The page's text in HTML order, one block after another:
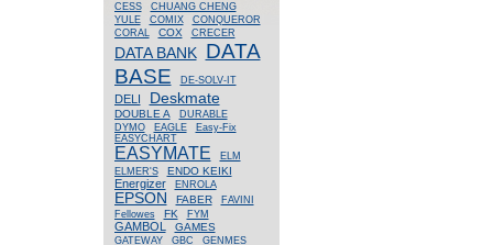
CESS
CHUANG CHENG
YULE
COMIX
CONQUEROR
CORAL
COX CRECER
DATA BANK DATA
BASE
DE-SOLV-IT
DELI Deskmate
DOUBLE A
DURABLE
DYMO
EAGLE
Easy-Fix
EASYCHART
EASYMATE
ELM
ELMER'S
ENDO KEIKI
Energizer ENROLA
EPSON FABER
FAVINI
Fellowes
FK FYM
GAMBOL GAMES
GATEWAY GBC GENMES